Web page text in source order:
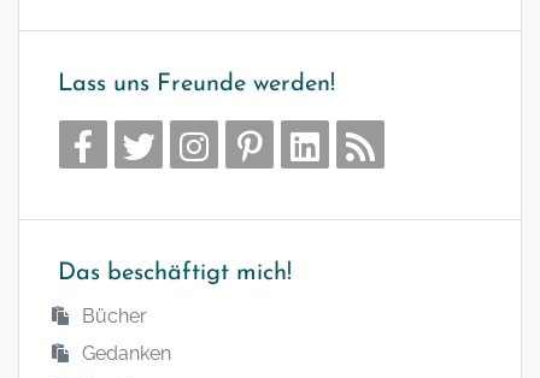
Lass uns Freunde werden!
Das beschäftigt mich!
Bücher
Gedanken